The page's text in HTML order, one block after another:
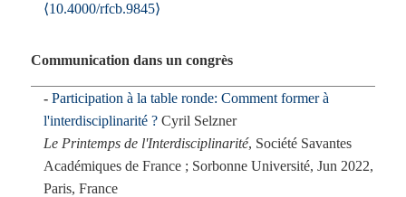
⟨10.4000/rfcb.9845⟩
Communication dans un congrès
Participation à la table ronde: Comment former à
l'interdisciplinarité ? Cyril Selzner
Le Printemps de l'Interdisciplinarité, Société Savantes
Académiques de France ; Sorbonne Université, Jun 2022,
Paris, France